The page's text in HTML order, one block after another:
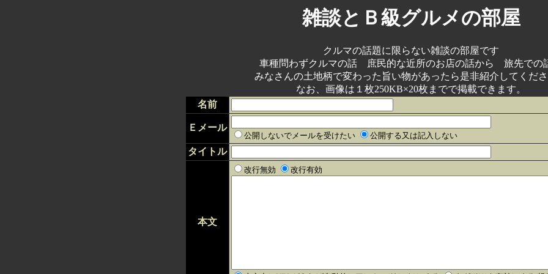
雑談とＢ級グルメの部屋
クルマの話題に限らない雑談の部屋です
車種問わずクルマの話 庶民的な近所のお店の話から 旅先での
みなさんの土地柄で変わった旨い物があったら是非紹介してくださ
なお、画像は１枚250KB×20枚までで掲載できます。
名前
Ｅメール
公開しないでメールを受けたい 公開する又は記入しない
タイトル
本文
改行無効 改行有効